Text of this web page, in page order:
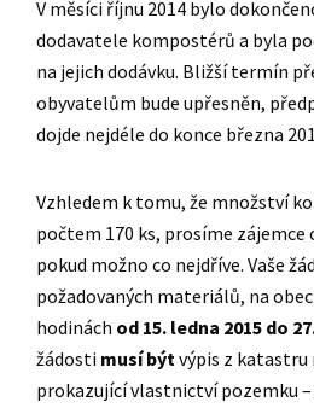
V měsíci říjnu 2014 bylo
dodavatele kompostérů a byla
na jejich dodávku. Bližší termín
obyvatelům bude upřesněn,
dojde nejdéle do konce března
Vzhledem k tomu, že množství
počtem 170 ks, prosíme zájemce
pokud možno co nejdříve. Vaše
požadovaných materiálů, na
hodinách od 15. ledna 2015 do
žádosti musí býtvýpis z
prokazující vlastnictví pozemku